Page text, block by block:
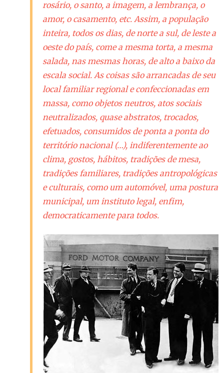
rosário, o santo, a imagem, a lembrança, o
amor, o casamento, etc. Assim, a população
inteira, todos os dias, de norte a sul, de leste a
oeste do país, come a mesma torta, a mesma
salada, nas mesmas horas, de alto a baixo da
escala social. As coisas são arrancadas de seu
local familiar regional e confeccionadas em
massa, como objetos neutros, atos sociais
neutralizados, quase abstratos, trocados,
efetuados, consumidos de ponta a ponta do
território nacional (…), indiferentemente ao
clima, gostos, hábitos, tradições de mesa,
tradições familiares, tradições antropológicas
e culturais, como um automóvel, uma postura
municipal, um instituto legal, enfim,
democraticamente para todos.